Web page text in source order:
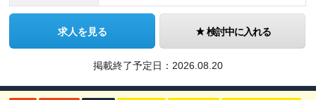
求人を見る 検討中に入れる
掲載終了予定日： 2026.08.20